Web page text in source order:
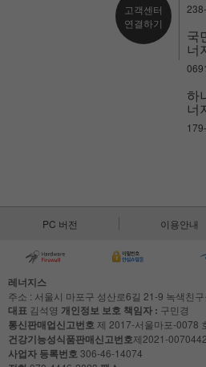
고객센터
연결하기
국
너
하
너
PC 버전 이용안내
레너지스
주소 : 서울시 마포구 성산로6길 21-9 녹색친
대표 김석영 개인정보 보호 책임자 : 구민경
통신판매업신고번호제 2017-서울마포-0078
건강기능성식품판매신고번호제2021-
사업자 등록번호306-46-14074